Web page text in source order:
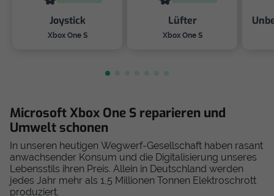
Joystick
Xbox One S
Lüfter
Xbox One S
Microsoft Xbox One S reparieren und
Umwelt schonen
In unseren heutigen Wegwerf-Gesellschaft haben rasant
anwachsender Konsum und die Digitalisierung unseres
Lebensstils ihren Preis. Allein in Deutschland werden
jedes Jahr mehr als 1,5 Millionen Tonnen Elektroschrott
produziert.